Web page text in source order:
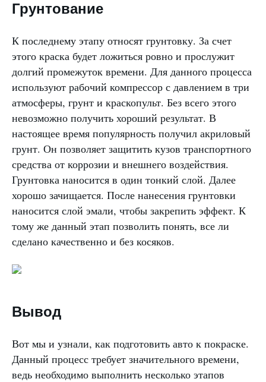
Грунтование
К последнему этапу относят грунтовку. За счет
этого краска будет ложиться ровно и прослужит
долгий промежуток времени. Для данного процесса
используют рабочий компрессор с давлением в три
атмосферы, грунт и краскопульт. Без всего этого
невозможно получить хороший результат. В
настоящее время популярность получил акриловый
грунт. Он позволяет защитить кузов транспортного
средства от коррозии и внешнего воздействия.
Грунтовка наносится в один тонкий слой. Далее
хорошо зачищается. После нанесения грунтовки
наносится слой эмали, чтобы закрепить эффект. К
тому же данный этап позволить понять, все ли
сделано качественно и без косяков.
Вывод
Вот мы и узнали, как подготовить авто к покраске.
Данный процесс требует значительного времени,
ведь необходимо выполнить несколько этапов